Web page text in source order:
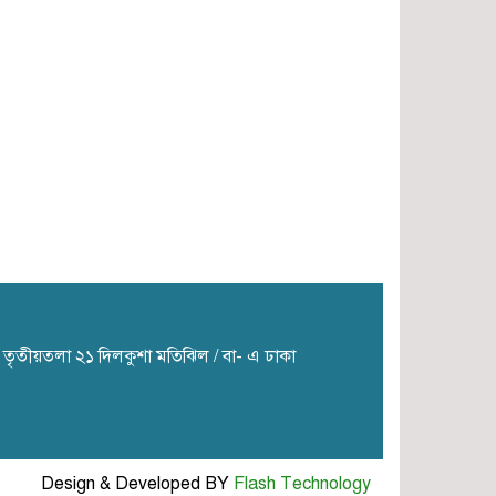
তৃতীয়তলা ২১ দিলকুশা মতিঝিল / বা- এ ঢাকা
Design & Developed BY Flash Technology